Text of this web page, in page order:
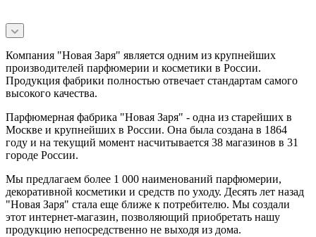
Компания "Новая Заря" является одним из крупнейших
производителей парфюмерии и косметики в России.
Продукция фабрики полностью отвечает стандартам самого
высокого качества.
Парфюмерная фабрика "Новая Заря" - одна из старейших в
Москве и крупнейших в России. Она была создана в 1864
году и на текущий момент насчитывается 38 магазинов в 31
городе России.
Мы предлагаем более 1 000 наименований парфюмерии,
декоративной косметики и средств по уходу. Десять лет назад
"Новая Заря" стала еще ближе к потребителю. Мы создали
этот интернет-магазин, позволяющий приобретать нашу
продукцию непосредственно не выходя из дома.